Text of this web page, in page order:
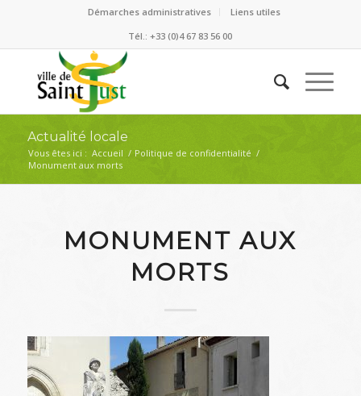
Démarches administratives
Liens utiles
Tél.: +33 (0)4 67 83 56 00
Actualité locale
Vous êtes ici : Accueil / Politique de confidentialité /
Monument aux morts
MONUMENT AUX
MORTS